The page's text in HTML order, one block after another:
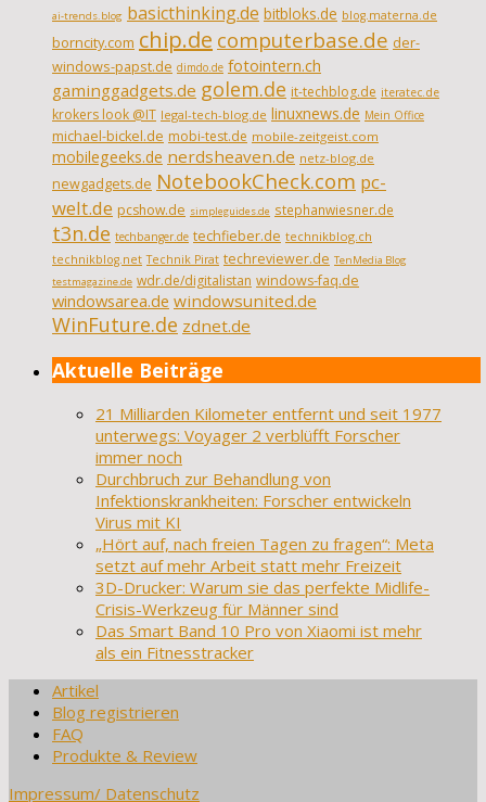
ai-trends.blog basicthinking.de bitbloks.de blog.materna.de
borncity.com chip.de computerbase.de der-
windows-papst.de dimdo.de fotointern.ch
gaminggadgets.de golem.de it-techblog.de iteratec.de
krokers look @IT legal-tech-blog.de linuxnews.de Mein Office
michael-bickel.de mobi-test.de mobile-zeitgeist.com
mobilegeeks.de nerdsheaven.de netz-blog.de
newgadgets.de NotebookCheck.com pc-
welt.de pcshow.de simpleguides.de stephanwiesner.de
t3n.de techbanger.de techfieber.de technikblog.ch
technikblog.net Technik Pirat techreviewer.de TenMedia Blog
testmagazine.de wdr.de/digitalistan windows-faq.de
windowsarea.de windowsunited.de
WinFuture.de zdnet.de
Aktuelle Beiträge
21 Milliarden Kilometer entfernt und seit 1977
unterwegs: Voyager 2 verblüfft Forscher
immer noch
Durchbruch zur Behandlung von
Infektionskrankheiten: Forscher entwickeln
Virus mit KI
„Hört auf, nach freien Tagen zu fragen“: Meta
setzt auf mehr Arbeit statt mehr Freizeit
3D-Drucker: Warum sie das perfekte Midlife-
Crisis-Werkzeug für Männer sind
Das Smart Band 10 Pro von Xiaomi ist mehr
als ein Fitnesstracker
Artikel
Blog registrieren
FAQ
Produkte & Review
Impressum/ Datenschutz